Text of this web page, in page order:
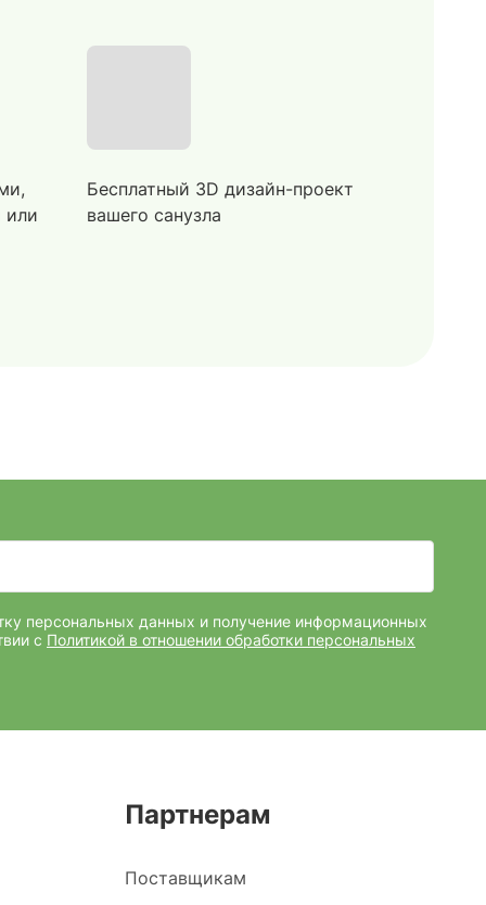
или
Бесплатный 3D дизайн-проект
вашего санузла
персональных данных и получение информационных
с Политикой в отношении обработки персональных
Партнерам
Поставщикам